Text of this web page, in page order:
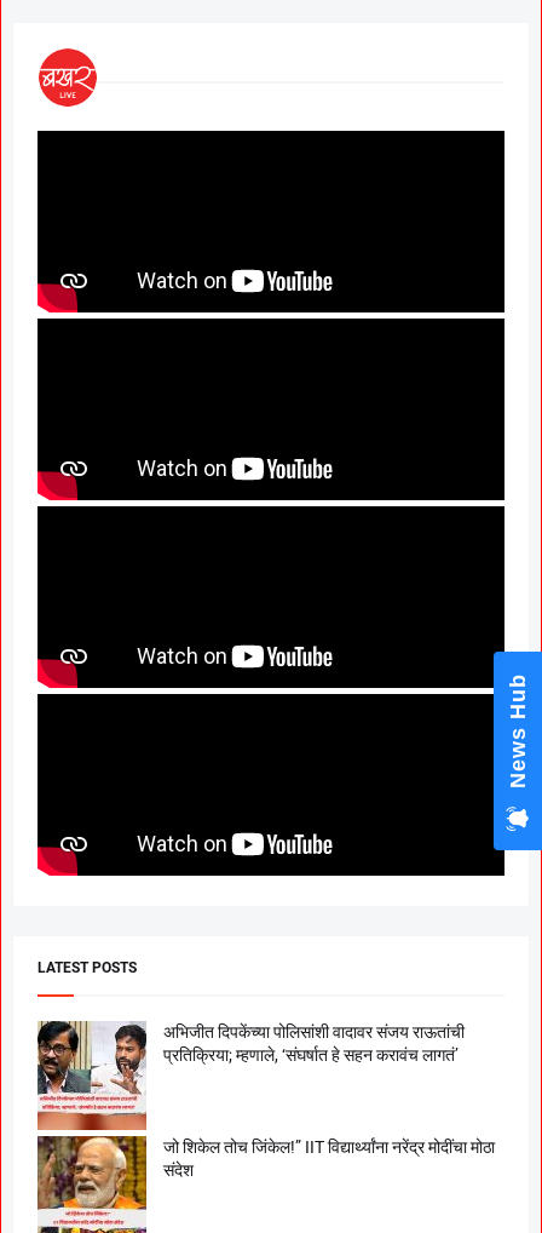
LATEST POSTS
अभिजीत दिपकेंच्या पोलिसांशी वादावर संजय राऊतांची
प्रतिक्रिया; म्हणाले, ‘संघर्षात हे सहन करावंच लागतं’
जो शिकेल तोच जिंकेल!” IIT विद्यार्थ्यांना नरेंद्र मोदींचा मोठा
संदेश
News Hub